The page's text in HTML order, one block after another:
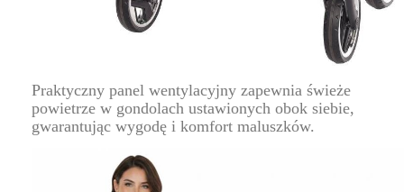
Praktyczny panel wentylacyjny zapewnia świeże
powietrze w gondolach ustawionych obok siebie,
gwarantując wygodę i komfort maluszków.